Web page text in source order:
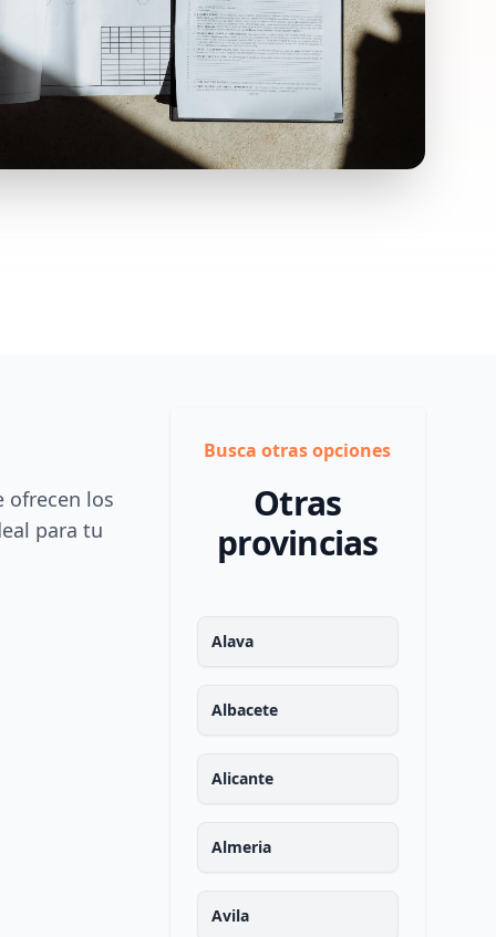
ofrecen los
para tu
Busca otras opciones
Otras
provincias
Alava
Albacete
Alicante
Almeria
Avila